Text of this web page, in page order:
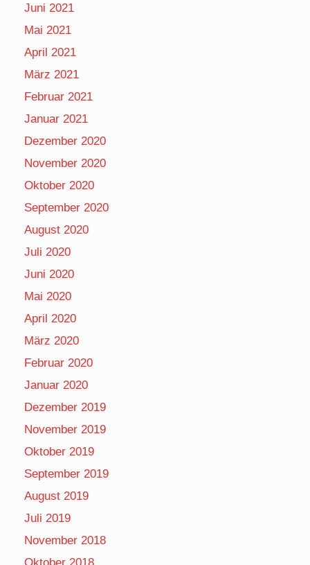
Juni 2021
Mai 2021
April 2021
März 2021
Februar 2021
Januar 2021
Dezember 2020
November 2020
Oktober 2020
September 2020
August 2020
Juli 2020
Juni 2020
Mai 2020
April 2020
März 2020
Februar 2020
Januar 2020
Dezember 2019
November 2019
Oktober 2019
September 2019
August 2019
Juli 2019
November 2018
Oktober 2018